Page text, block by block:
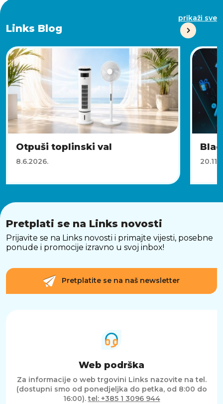
Links Blog
prikaži sve
Otpuši toplinski val
8.6.2026.
Pretplati se na Links novosti
Prijavite se na Links novosti i primajte vijesti, posebne
ponude i promocije izravno u svoj inbox!
Pretplatite se na naš newsletter
Web podrška
Za informacije o web trgovini Links nazovite na tel.
(dostupni smo od ponedjeljka do petka, od 8:00 do
16:00).tel: +385 1 3096 944